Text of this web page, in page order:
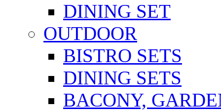
DINING SET
OUTDOOR
BISTRO SETS
DINING SETS
BACONY,